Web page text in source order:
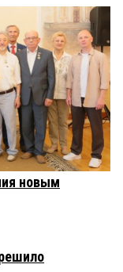
новым